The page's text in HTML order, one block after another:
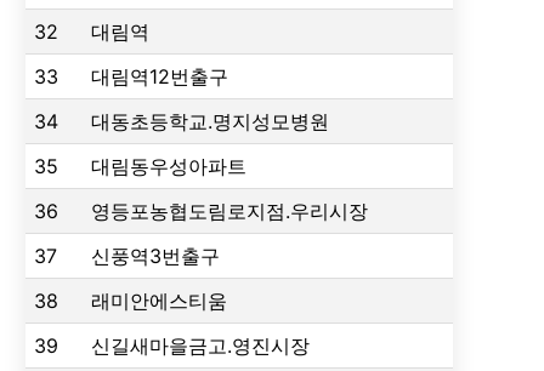
32
대림역
33
대림역12번출구
34
대동초등학교.명지성모병원
35
대림동우성아파트
36
영등포농협도림로지점.우리시장
37
신풍역3번출구
38
래미안에스티움
39
신길새마을금고.영진시장